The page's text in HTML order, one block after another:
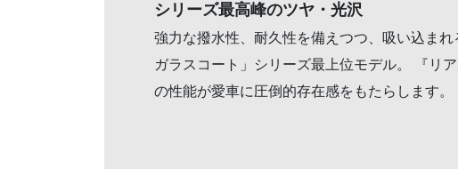
シリーズ最高峰のツヤ・光沢
強力な撥水性、耐久性を備えつつ、吸い込ま
ガラスコート」シリーズ最上位モデル。 『リ
の性能が愛車に圧倒的存在感をもたらします。